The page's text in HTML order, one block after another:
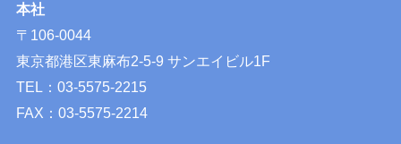
本社
〒106-0044
東京都港区東麻布2-5-9 サンエイビル1F
TEL：03-5575-2215
FAX：03-5575-2214